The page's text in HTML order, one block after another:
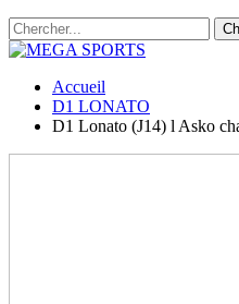
Accueil
D1 LONATO
D1 Lonato (J14) l Asko